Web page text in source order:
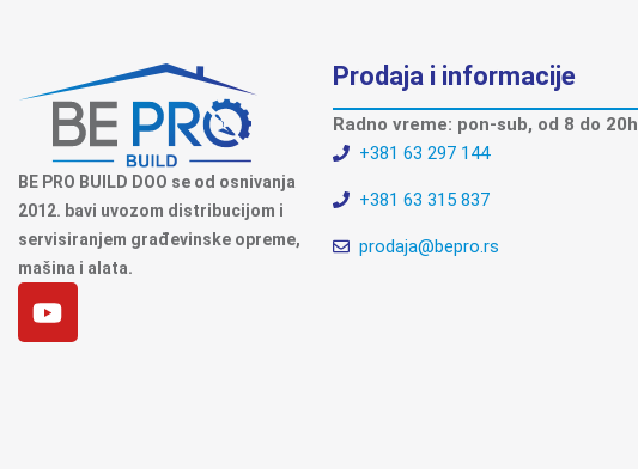
BE PRO BUILD DOO se od osnivanja
2012. bavi uvozom distribucijom i
servisiranjem građevinske opreme,
mašina i alata.
Prodaja i informacije
Radno vreme: pon-sub, od 8 do 20h
+381 63 297 144
+381 63 315 837
prodaja@bepro.rs